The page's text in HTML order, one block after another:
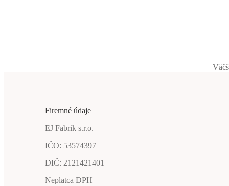
Firemné údaje
EJ Fabrik s.r.o.
IČO: 53574397
DIČ: 2121421401
Neplatca DPH